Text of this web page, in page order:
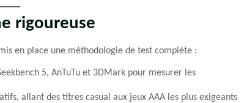
rigoureuse
en place une méthodologie de test complète :
5, AnTuTu et 3DMark pour mesurer les
allant des titres casual aux jeux AAA les plus exigeants